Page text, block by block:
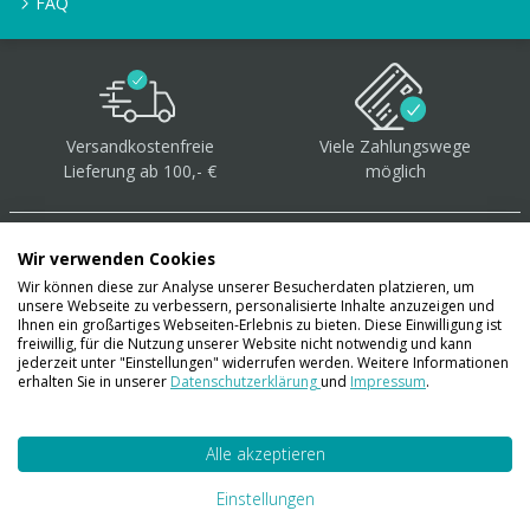
Versandkostenfreie
Lieferung ab 100,- €
Viele Zahlungswege
möglich
Über 40.000 Artikel auf
Lager
Wir verwenden Cookies
Wir können diese zur Analyse unserer Besucherdaten platzieren, um
unsere Webseite zu verbessern, personalisierte Inhalte anzuzeigen und
Ihnen ein großartiges Webseiten-Erlebnis zu bieten. Diese Einwilligung ist
freiwillig, für die Nutzung unserer Website nicht notwendig und kann
jederzeit unter "Einstellungen" widerrufen werden. Weitere Informationen
erhalten Sie in unserer Datenschutzerklärungund Impressum.
Alle akzeptieren
Einstellungen